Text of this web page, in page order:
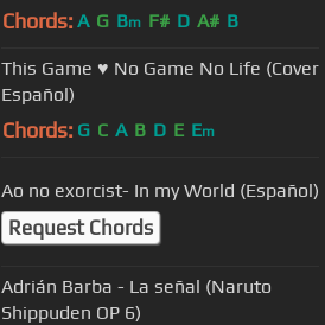
Chords: A G Bm F# D A# B
This Game ♥ No Game No Life (Cover
Español)
Chords: G C A B D E Em
Ao no exorcist- In my World (Español)
Request Chords
Adrián Barba - La señal (Naruto
Shippuden OP 6)